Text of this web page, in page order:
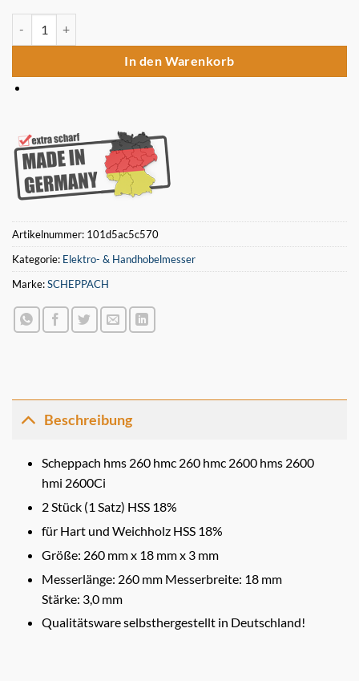
Scheppach HMS260 HSS Hobelmesser Klinge 260mm
In den Warenkorb
Artikelnummer: 101d5ac5c570
Kategorie: Elektro- & Handhobelmesser
Marke:SCHEPPACH
Beschreibung
Scheppach hms 260 hmc 260 hmc 2600 hms 2600
hmi 2600Ci
2 Stück (1 Satz) HSS 18%
für Hart und Weichholz HSS 18%
Größe: 260 mm x 18 mm x 3 mm
Messerlänge: 260 mm Messerbreite: 18 mm
Stärke: 3,0 mm
Qualitätsware selbsthergestellt in Deutschland!